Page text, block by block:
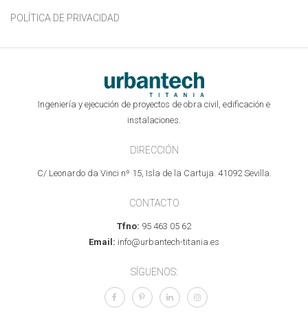
POLÍTICA DE PRIVACIDAD
Ingeniería y ejecución de proyectos de obra civil, edificación e
instalaciones.
DIRECCIÓN
C/ Leonardo da Vinci nº 15, Isla de la Cartuja. 41092 Sevilla.
CONTACTO
Tfno: 95 463 05 62
Email: info@urbantech-titania.es
SÍGUENOS: